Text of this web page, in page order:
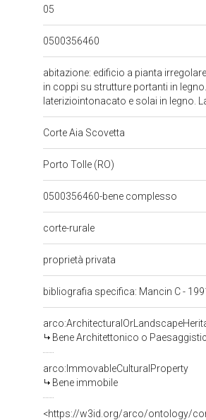
05
0500356460
abitazione: edificio a pianta
in coppi su strutture portanti in
lateriziointonacato e solai in legno.
Corte Aia Scovetta
Porto Tolle (RO)
0500356460-bene complesso
corte-rurale
proprietà privata
bibliografia specifica: Mancin C -
Bene Architettonico o
arco:ImmovableCulturalProperty
Bene immobile
<https://w3id.org/arco/ontology/